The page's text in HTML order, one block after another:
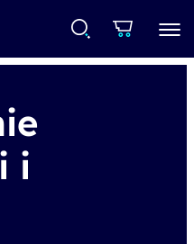
i